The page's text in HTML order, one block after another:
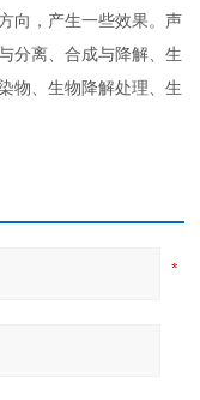
向，产生一些效果。声
分离、合成与降解、生
物、生物降解处理、生